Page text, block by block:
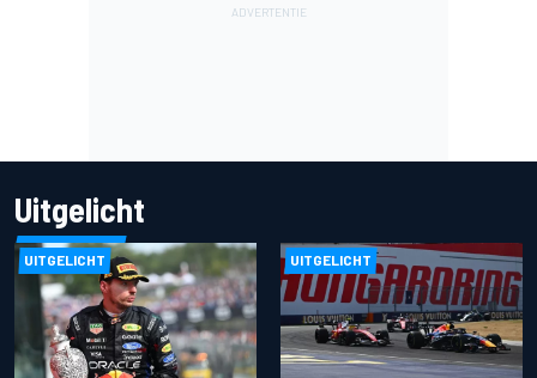
Uitgelicht
UITGELICHT UITGELICHT